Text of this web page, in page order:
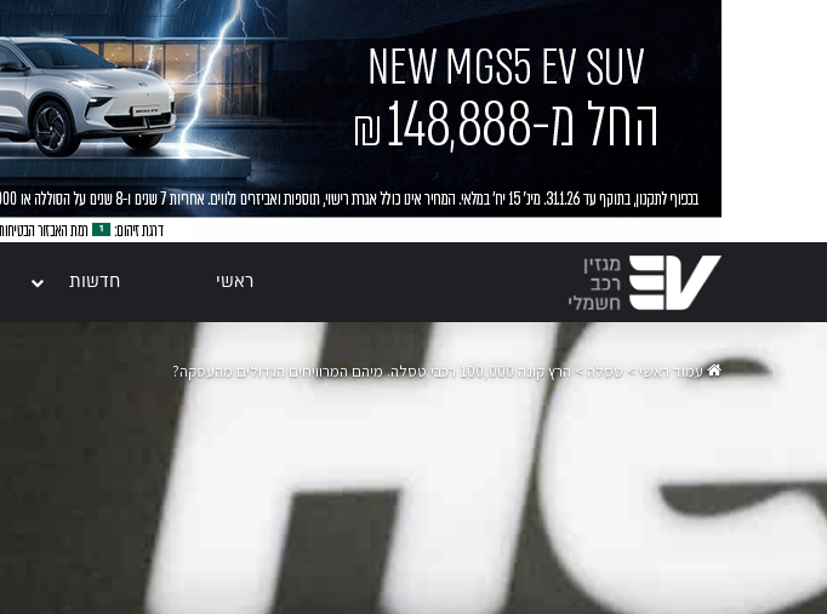
ראשי חדשות
עמוד ראשי> טסלה> הרץ קונה 100,000 רכבי טסלה. מיהם המרוויחים הגדולים מהעסקה?